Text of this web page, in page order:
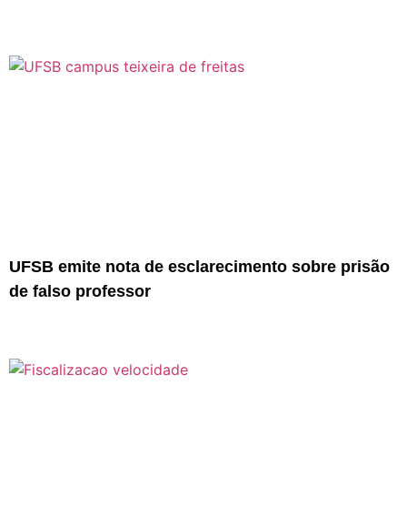
UFSB emite nota de esclarecimento sobre prisão
de falso professor